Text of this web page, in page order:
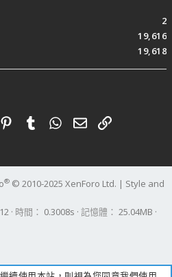
2
19,616
19,618
PinterestTumblrWhatsApp
電子郵件
連結
® © 2010-2025 XenForo Ltd. | Style and
12 時間 0.3008s 記憶體 25.04MB